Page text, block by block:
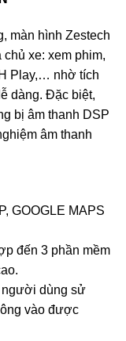
màn hình Zestech
xe: xem phim,
Play,… nhờ tích
dàng. Đặc biệt,
bị âm thanh DSP
âm thanh
GOOGLE MAPS
đến 3 phần mềm
người dùng sử
vào được